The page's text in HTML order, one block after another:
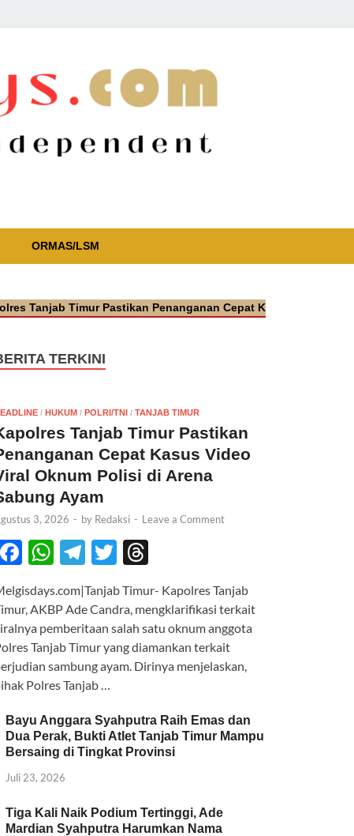
ORMAS/LSM
Timur Pastikan Penanganan Cepat Kasus Video Viral Oknum
TERKINI
/HUKUM /POLRI/TNI /TANJAB TIMUR
Tanjab Timur Pastikan
Cepat Kasus Video
Oknum Polisi di Arena
Ayam
3, 2026 - by Redaksi - Leave a Comment
F
e
b
o
o
W
at
s
A
p
T
e
gr
a
m
T
itt
er
e
a
ds
Timur- Kapolres Tanjab
AKBP Ade Candra, mengklarifikasi terkait
pemberitaan salah satu oknum anggota
Tanjab Timur yang diamankan terkait
sambung ayam. Dirinya menjelaskan,
Polres Tanjab …
Bayu Anggara Syahputra Raih Emas dan
Dua Perak, Bukti Atlet Tanjab Timur Mampu
Bersaing di Tingkat Provinsi
Juli 23, 2026
Tiga Kali Naik Podium Tertinggi, Ade
Mardian Syahputra Harumkan Nama